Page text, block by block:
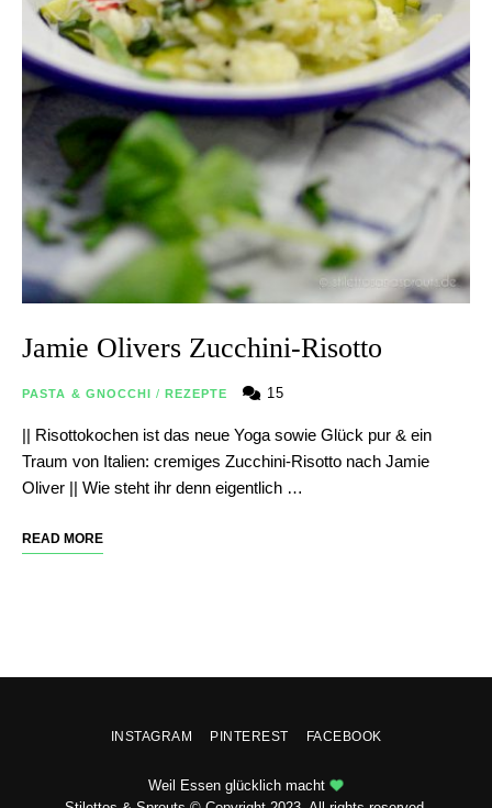
Jamie Olivers Zucchini-Risotto
PASTA & GNOCCHI / REZEPTE 15
|| Risottokochen ist das neue Yoga sowie Glück pur & ein
Traum von Italien: cremiges Zucchini-Risotto nach Jamie
Oliver || Wie steht ihr denn eigentlich …
READ MORE
INSTAGRAM PINTEREST FACEBOOK
Weil Essen glücklich macht